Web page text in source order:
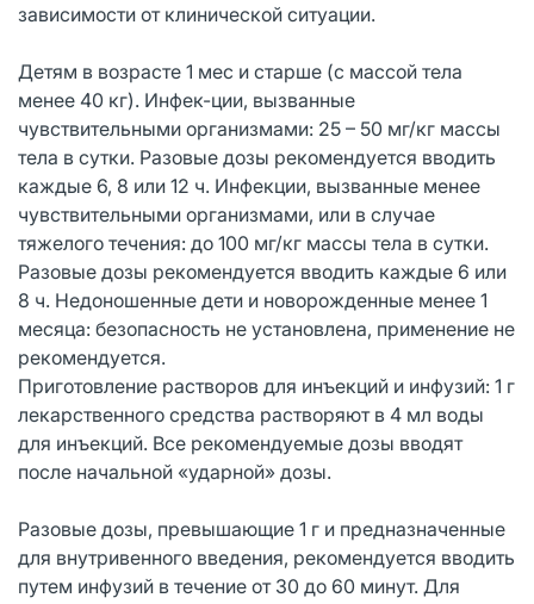
зависимости от клинической ситуации.
Детям в возрасте 1 мес и старше (с массой тела
менее 40 кг). Инфек-ции, вызванные
чувствительными организмами: 25 – 50 мг/кг массы
тела в сутки. Разовые дозы рекомендуется вводить
каждые 6, 8 или 12 ч. Инфекции, вызванные менее
чувствительными организмами, или в случае
тяжелого течения: до 100 мг/кг массы тела в сутки.
Разовые дозы рекомендуется вводить каждые 6 или
8 ч. Недоношенные дети и новорожденные менее 1
месяца: безопасность не установлена, применение не
рекомендуется.
Приготовление растворов для инъекций и инфузий: 1 г
лекарственного средства растворяют в 4 мл воды
для инъекций. Все рекомендуемые дозы вводят
после начальной «ударной» дозы.
Разовые дозы, превышающие 1 г и предназначенные
для внутривенного введения, рекомендуется вводить
путем инфузий в течение от 30 до 60 минут. Для